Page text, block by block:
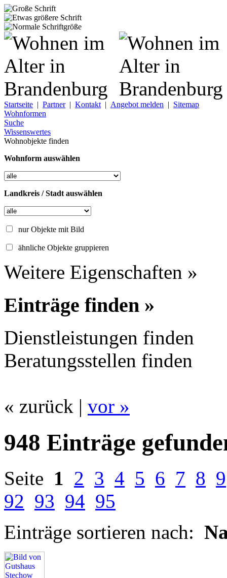
Startseite | Partner| Kontakt | Angebot melden | Sitemap
Wohnformen
Suche
Wissenswertes
Wohnobjekte finden
Wohnform auswählen
Landkreis / Stadt auswählen
nur Objekte mit Bild
ähnliche Objekte gruppieren
Weitere Eigenschaften »
Einträge finden »
Dienstleistungen finden
Beratungsstellen finden
« zurück | vor »
948 Einträge
Seite 1 2 3 4 5 6 7 8 9
92 93 94 95
Einträge sortieren nach: